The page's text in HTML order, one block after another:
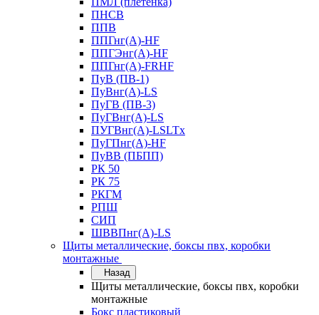
ПНСВ
ППВ
ППГнг(А)-HF
ППГЭнг(А)-HF
ППГнг(А)-FRHF
ПуВ (ПВ-1)
ПуВнг(А)-LS
ПуГВ (ПВ-3)
ПуГВнг(А)-LS
ПУГВнг(А)-LSLTx
ПуГПнг(А)-HF
ПуВВ (ПБПП)
РК 50
РК 75
РКГМ
РПШ
СИП
ШВВПнг(А)-LS
Щиты металлические, боксы пвх, коробки
монтажные
Назад
Щиты металлические, боксы пвх, коробки
монтажные
Бокс пластиковый